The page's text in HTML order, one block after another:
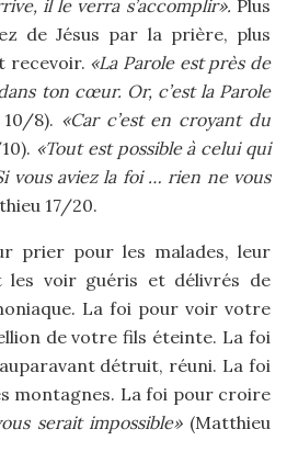
il le verra s’accomplir». Plus
de Jésus par la prière, plus
recevoir. «La Parole est près de
ton cœur. Or, c’est la Parole
8). «Car c’est en croyant du
«Tout est possible à celui qui
vous aviez la foi … rien ne vous
17/20.
prier pour les malades, leur
les voir guéris et délivrés de
La foi pour voir votre
de votre fils éteinte. La foi
détruit, réuni. La foi
montagnes. La foi pour croire
serait impossible»(Matthieu